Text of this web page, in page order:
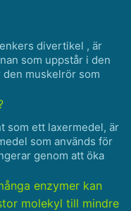
divertikel , är
som uppstår i den
muskelrör som
en mängd olika
som ett laxermedel, är
som används för
genom att öka
tas vanli......
enzymer kan
molekyl till mindre